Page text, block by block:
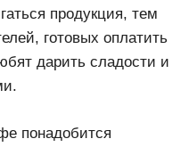
продукция, тем
готовых оплатить
дарить сладости и
понадобится